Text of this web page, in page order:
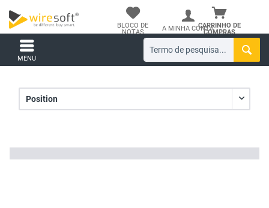
CARRINHO DE
COMPRAS
BLOCO DE
NOTAS
A MINHA CONTA
MENU